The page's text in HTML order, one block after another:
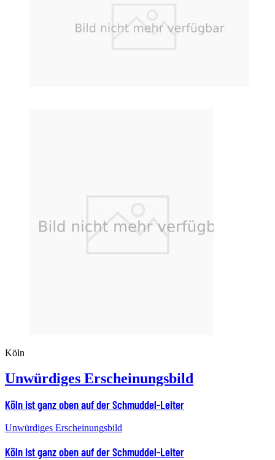
Köln
Unwürdiges Erscheinungsbild
Köln ist ganz oben auf der Schmuddel-Leiter
Unwürdiges Erscheinungsbild
Köln ist ganz oben auf der Schmuddel-Leiter